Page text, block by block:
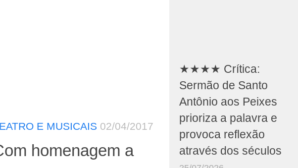
E MUSICAIS 02/04/2017
homenagem a
★★★★ Crítica:
Sermão de Santo
Antônio aos Peixes
prioriza a palavra e
provoca reflexão
através dos séculos